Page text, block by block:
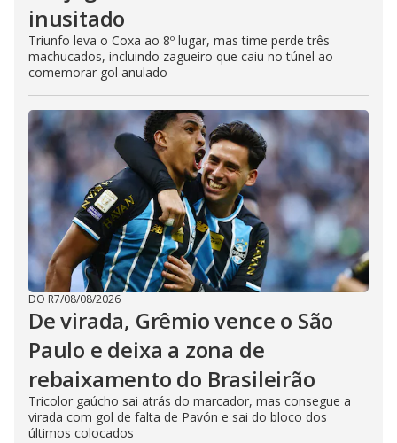
inusitado
Triunfo leva o Coxa ao 8º lugar, mas time perde três
machucados, incluindo zagueiro que caiu no túnel ao
comemorar gol anulado
DO R7/08/08/2026
De virada, Grêmio vence o São
Paulo e deixa a zona de
rebaixamento do Brasileirão
Tricolor gaúcho sai atrás do marcador, mas consegue a
virada com gol de falta de Pavón e sai do bloco dos
últimos colocados